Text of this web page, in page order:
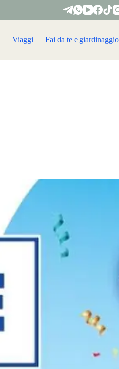
Viaggi Fai da te e giardinaggio